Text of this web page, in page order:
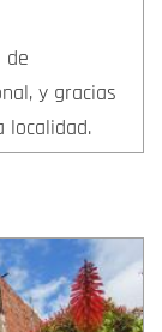
de
y gracias
localidad.